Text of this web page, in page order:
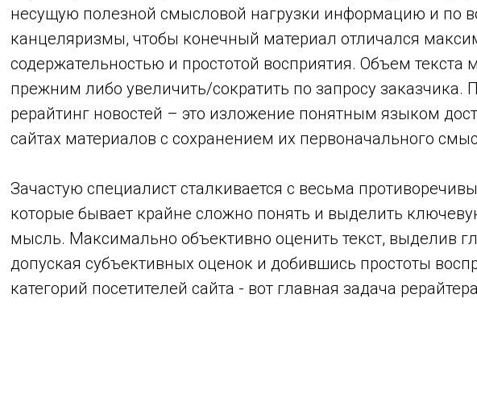
несущую полезной смысловой нагрузки информацию и по
канцеляризмы, чтобы конечный материал отличался
содержательностью и простотой восприятия. Объем текста
прежним либо увеличить/сократить по запросу заказчика.
рерайтинг новостей – это изложение понятным языком
сайтах материалов с сохранением их первоначального
Зачастую специалист сталкивается с весьма
которые бывает крайне сложно понять и выделить
мысль. Максимально объективно оценить текст, выделив
допуская субъективных оценок и добившись простоты
категорий посетителей сайта - вот главная задача